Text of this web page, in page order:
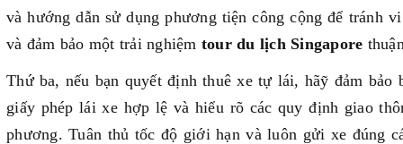
và hướng dẫn sử dụng phương tiện công cộng để tránh
và đảm bảo một trải nghiệm tour du lịch Singapore
Thứ ba, nếu bạn quyết định thuê xe tự lái, hãỹ đảm bảo
giấy phép lái xe hợp lệ và hiểu rõ các quy định giao
phương. Tuân thủ tốc độ giới hạn và luôn gửi xe đúng